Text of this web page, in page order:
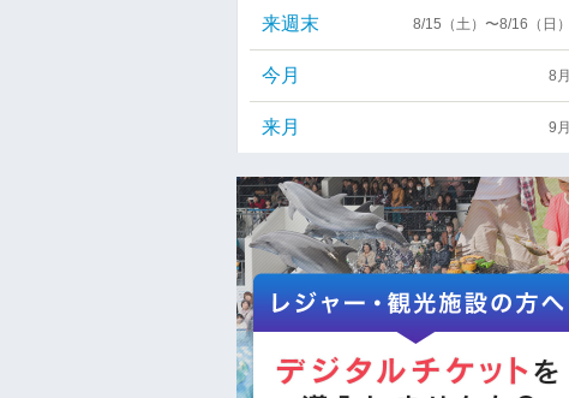
来週末 8/15（土）〜8/16（日）
今月 8月
来月 9月